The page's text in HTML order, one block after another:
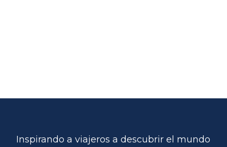
Inspirando a viajeros a descubrir el mundo